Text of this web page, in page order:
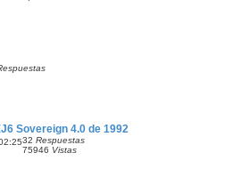
Sovereign 4.0 de 1992
32 Respuestas
75946 Vistas